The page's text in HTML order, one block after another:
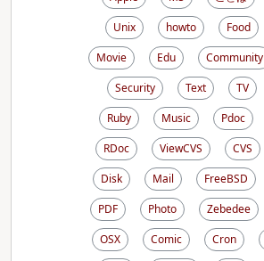
Unix
howto Food
Movie
Edu Community
Security
Text TV
Ruby
Music Pdoc
RDoc
ViewCVS CVS
Disk
Mail FreeBSD
PDF
Photo Zebedee
OSX
Comic Cron